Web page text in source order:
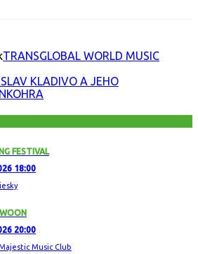
TRANSGLOBAL WORLD MUSIC
KLADIVO A JEHO
FESTIVAL
18:00
20:00
Music Club